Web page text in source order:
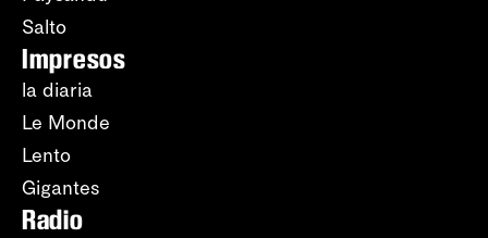
Salto
Impresos
la diaria
Le Monde
Lento
Gigantes
Radio